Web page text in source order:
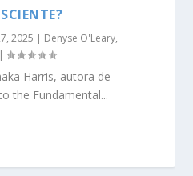
2025 | Denyse O'Leary,
|
Harris, autora de
the Fundamental...